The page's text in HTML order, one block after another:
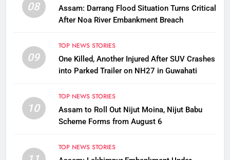
08
Assam: Darrang Flood Situation Turns Critical
After Noa River Embankment Breach
09
TOP NEWS STORIES
One Killed, Another Injured After SUV Crashes
into Parked Trailer on NH27 in Guwahati
10
TOP NEWS STORIES
Assam to Roll Out Nijut Moina, Nijut Babu
Scheme Forms from August 6
TOP NEWS STORIES